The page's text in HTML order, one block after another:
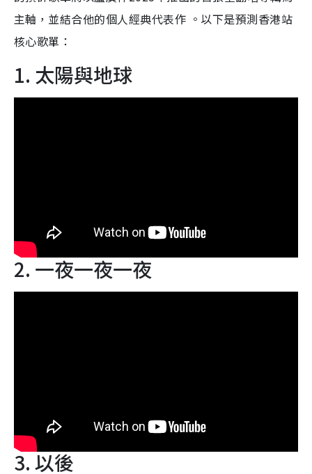
主軸，並結合他的個人經典代表作 。以下是預測香港站
核心歌單：
1. 太陽與地球
2. 一夜一夜一夜
3. 以後